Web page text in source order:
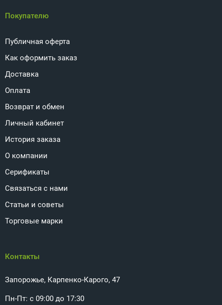
Покупателю
Публичная оферта
Как оформить заказ
Доставка
Оплата
Возврат и обмен
Личный кабинет
История заказа
О компании
Серификаты
Связаться с нами
Статьи и советы
Торговые марки
Контакты
Запорожье, Карпенко-Карого, 47
Пн-Пт: с 09:00 до 17:30